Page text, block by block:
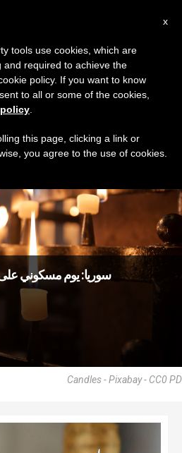
Posts Tagged ‘اختفاء’
سوريا: يوم مسكوني على
Candles - Pixabay - CC0 PD
x
tools use cookies, which are
and required to achieve the
policy. If you want to know
to all or some of the cookies,
this page, clicking a link or
you agree to the use of cookies.